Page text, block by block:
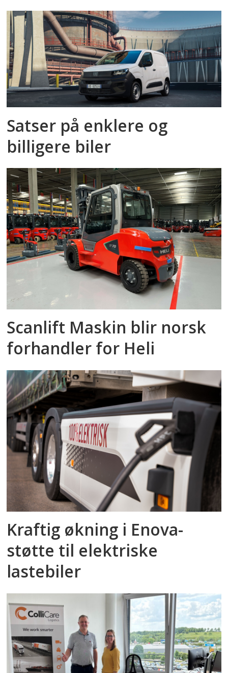
Satser på enklere og
billigere biler
Scanlift Maskin blir norsk
forhandler for Heli
Kraftig økning i Enova-
støtte til elektriske
lastebiler